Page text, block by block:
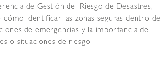
de Gestión del Riesgo de Desastres,
identificar las zonas seguras dentro de
de emergencias y la importancia de
o situaciones de riesgo.